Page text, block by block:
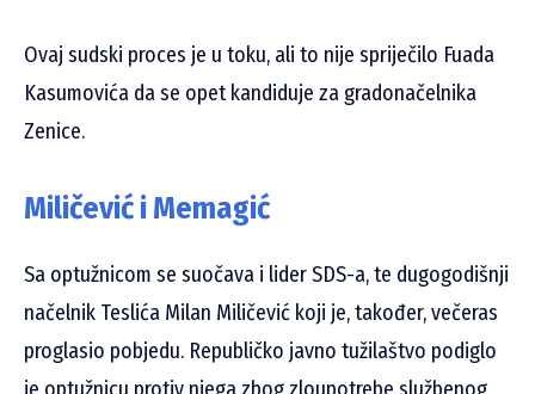
Ovaj sudski proces je u toku, ali to nije spriječilo Fuada
Kasumovića da se opet kandiduje za gradonačelnika
Zenice.
Miličević i Memagić
Sa optužnicom se suočava i lider SDS-a, te dugogodišnji
načelnik Teslića Milan Miličević koji je, također, večeras
proglasio pobjedu. Republičko javno tužilaštvo podiglo